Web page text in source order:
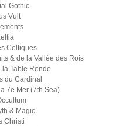
Gothic
Vult
Celtiques
& de la Vallée des Rois
Table Ronde
du Cardinal
7e Mer (7th Sea)
& Magic
Christi